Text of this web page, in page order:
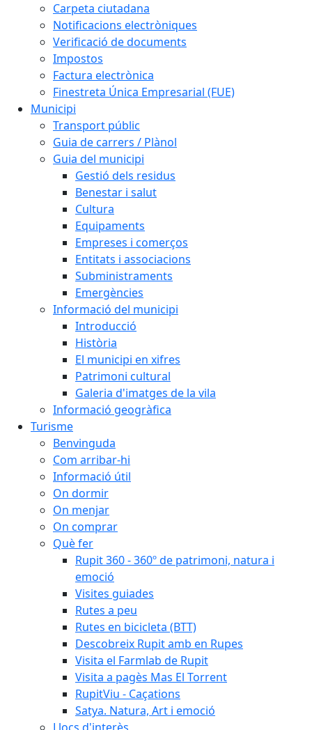
Carpeta ciutadana
Notificacions electròniques
Verificació de documents
Impostos
Factura electrònica
Finestreta Única Empresarial (FUE)
Municipi
Transport públic
Guia de carrers / Plànol
Guia del municipi
Gestió dels residus
Benestar i salut
Cultura
Equipaments
Empreses i comerços
Entitats i associacions
Subministraments
Emergències
Informació del municipi
Introducció
Història
El municipi en xifres
Patrimoni cultural
Galeria d'imatges de la vila
Informació geogràfica
Turisme
Benvinguda
Com arribar-hi
Informació útil
On dormir
On menjar
On comprar
Què fer
Rupit 360 - 360º de patrimoni, natura i
emoció
Visites guiades
Rutes a peu
Rutes en bicicleta (BTT)
Descobreix Rupit amb en Rupes
Visita el Farmlab de Rupit
Visita a pagès Mas El Torrent
RupitViu - Caçations
Satya. Natura, Art i emoció